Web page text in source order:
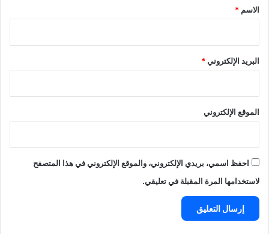
*
الاسم *
البريد الإلكتروني*
الموقع الإلكتروني
احفظ اسمي، بريدي الإلكتروني، والموقع الإلكتروني في هذا المتصفح
لاستخدامها المرة المقبلة في تعليقي.